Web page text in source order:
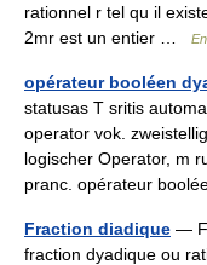
rationnel r tel qu il
2mr est un entier …
opérateur booléen
statusas T sritis
operator vok.
logischer Operator, m
pranc. opérateur
Fraction diadique —
fraction dyadique ou